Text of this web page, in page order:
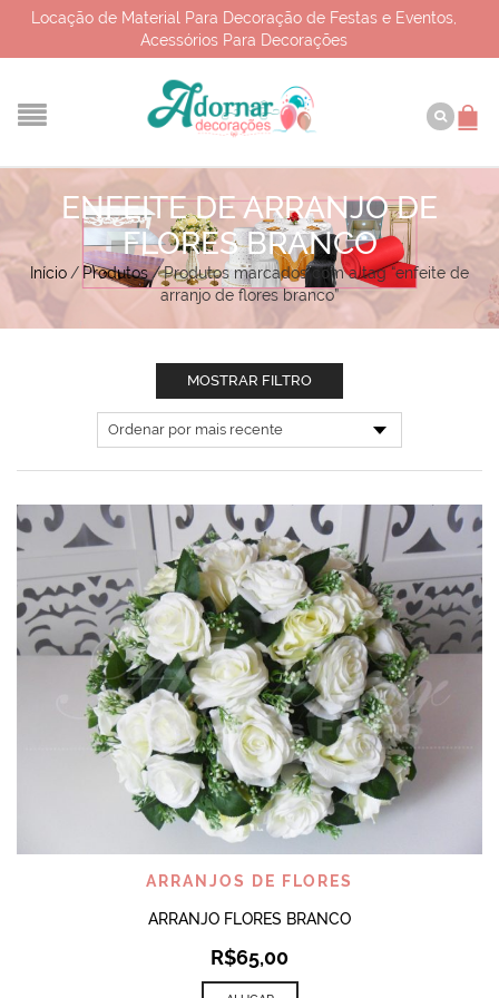
Locação de Material Para Decoração de Festas e Eventos,
Acessórios Para Decorações
ENFEITE DE ARRANJO DE
FLORES BRANCO
Início / Produtos/Produtos marcados com a tag “enfeite de
arranjo de flores branco”
MOSTRAR FILTRO
ARRANJOS DE FLORES
ARRANJO FLORES BRANCO
R$65,00